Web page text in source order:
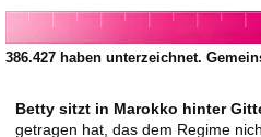
386.427 haben unterzeichnet.
Betty sitzt in Marokko hinter
getragen hat, das dem Regime